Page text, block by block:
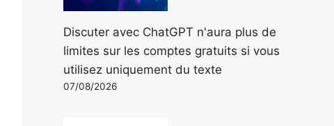
Discuter avec ChatGPT n'aura plus de
limites sur les comptes gratuits si vous
utilisez uniquement du texte
07/08/2026